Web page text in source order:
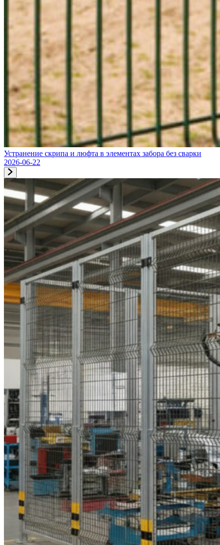
Устранение скрипа и люфта в элементах забора без сварки
2026-06-22